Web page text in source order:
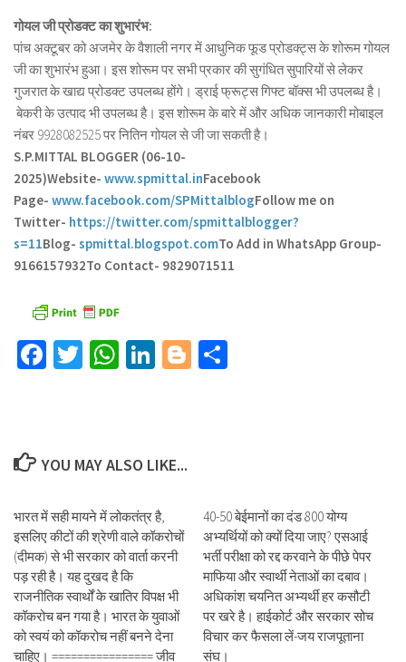
गोयल जी प्रोडक्ट का शुभारंभ:
पांच अक्टूबर को अजमेर के वैशाली नगर में आधुनिक फूड प्रोडक्ट्स के शोरूम गोयल
जी का शुभारंभ हुआ। इस शोरूम पर सभी प्रकार की सुगंधित सुपारियों से लेकर
गुजरात के खाद्य प्रोडक्ट उपलब्ध होंगे। ड्राई फ्रूट्स गिफ्ट बॉक्स भी उपलब्ध है।
बेकरी के उत्पाद भी उपलब्ध है। इस शोरूम के बारे में और अधिक जानकारी मोबाइल
नंबर 9928082525 पर नितिन गोयल से जी जा सकती है।
S.P.MITTAL BLOGGER (06-10-
2025)Website- www.spmittal.inFacebook
Page- www.facebook.com/SPMittalblogFollow me on
Twitter- https://twitter.com/spmittalblogger?
s=11Blog- spmittal.blogspot.comTo Add in WhatsApp Group-
9166157932To Contact- 9829071511
Facebook
TwitterWhatsApp
LinkedIn
Blogger
YOU MAY ALSO LIKE...
भारत में सही मायने में लोकतंत्र है,
इसलिए कीटों की श्रेणी वाले कॉकरोचों
(दीमक) से भी सरकार को वार्ता करनी
पड़ रही है। यह दुखद है कि
राजनीतिक स्वार्थों के खातिर विपक्ष भी
कॉकरोच बन गया है। भारत के युवाओं
को स्वयं को कॉकरोच नहीं बनने देना
चाहिए। ================ जीव
40-50 बेईमानों का दंड 800 योग्य
अभ्यर्थियों को क्यों दिया जाए? एसआई
भर्ती परीक्षा को रद्द करवाने के पीछे पेपर
माफिया और स्वार्थी नेताओं का दबाव।
अधिकांश चयनित अभ्यर्थी हर कसौटी
पर खरे है। हाईकोर्ट और सरकार सोच
विचार कर फैसला लें-जय राजपूताना
संघ।